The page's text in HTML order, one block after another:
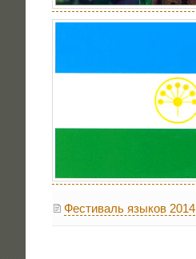
Фестиваль языков 2014